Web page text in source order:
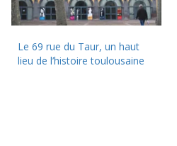
Le 69 rue du Taur, un haut
lieu de l’histoire toulousaine